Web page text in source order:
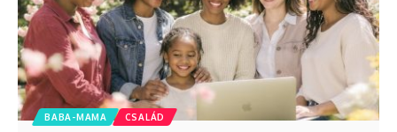
BABA-MAMA CSALÁD